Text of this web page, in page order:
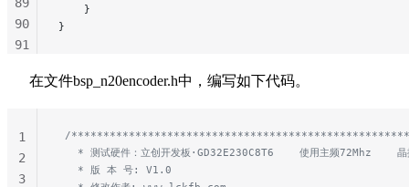
    }
}
90
91
在文件bsp_n20encoder.h中，编写如下代码。
/
* 测试硬件：立创开发板·GD32E230C8T6    使用主频72Mhz
   * 版 本 号: V1.0
1
2
3